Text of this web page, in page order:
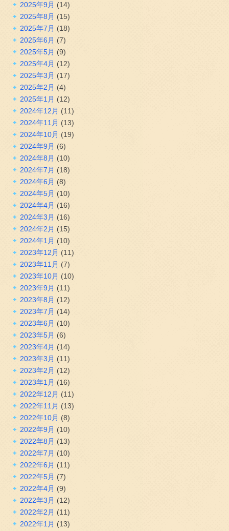
2025年9月 (14)
2025年8月 (15)
2025年7月 (18)
2025年6月 (7)
2025年5月 (9)
2025年4月 (12)
2025年3月 (17)
2025年2月 (4)
2025年1月 (12)
2024年12月 (11)
2024年11月 (13)
2024年10月 (19)
2024年9月 (6)
2024年8月 (10)
2024年7月 (18)
2024年6月 (8)
2024年5月 (10)
2024年4月 (16)
2024年3月 (16)
2024年2月 (15)
2024年1月 (10)
2023年12月 (11)
2023年11月 (7)
2023年10月 (10)
2023年9月 (11)
2023年8月 (12)
2023年7月 (14)
2023年6月 (10)
2023年5月 (6)
2023年4月 (14)
2023年3月 (11)
2023年2月 (12)
2023年1月 (16)
2022年12月 (11)
2022年11月 (13)
2022年10月 (8)
2022年9月 (10)
2022年8月 (13)
2022年7月 (10)
2022年6月 (11)
2022年5月 (7)
2022年4月 (9)
2022年3月 (12)
2022年2月 (11)
2022年1月 (13)